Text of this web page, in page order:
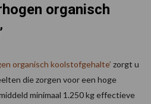
organisch
organisch koolstofgehalte’ zorgt u
die zorgen voor een hoge
minimaal 1.250 kg effectieve